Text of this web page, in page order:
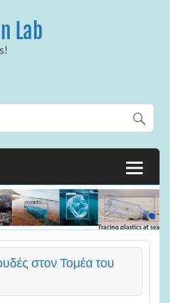
Lab
στον Τομέα του